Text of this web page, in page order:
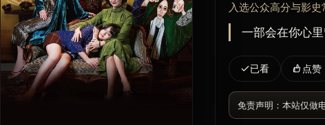
入选公众高分与影史
一部会在你心
已看 点赞
免责声明：本站仅做